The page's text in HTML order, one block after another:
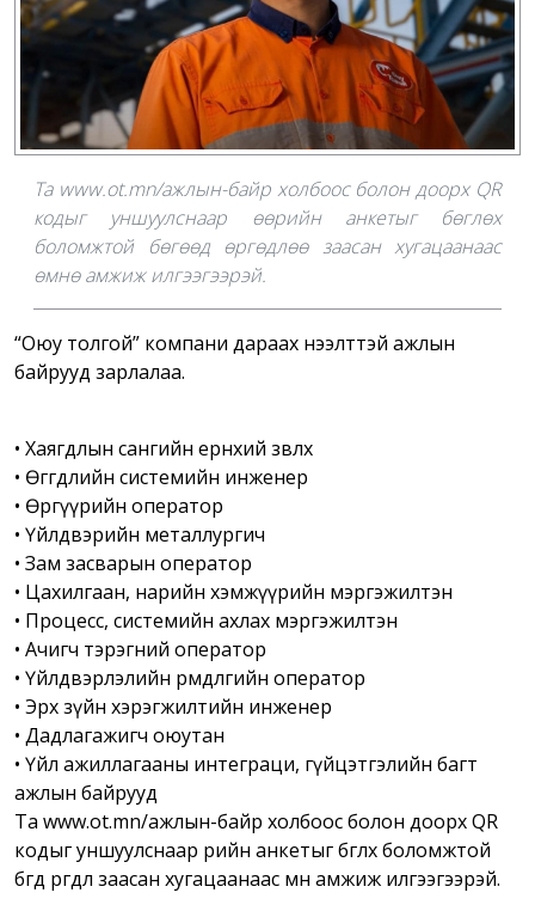
Та www.ot.mn/ажлын-байр холбоос болон доорх QR
кодыг уншуулснаар өөрийн анкетыг бөглөх
боломжтой бөгөөд өргөдлөө заасан хугацаанаас
өмнө амжиж илгээгээрэй.
“Оюу толгой” компани дараах нээлттэй ажлын
байрууд зарлалаа.
• Хаягдлын сангийн ерөнхий зөвлөх
• Өгөгдлийн системийн инженер
• Өргүүрийн оператор
• Үйлдвэрийн металлургич
• Зам засварын оператор
• Цахилгаан, нарийн хэмжүүрийн мэргэжилтэн
• Процесс, системийн ахлах мэргэжилтэн
• Ачигч тэрэгний оператор
• Үйлдвэрлэлийн өрөмдлөгийн оператор
• Эрх зүйн хэрэгжилтийн инженер
• Дадлагажигч оюутан
• Үйл ажиллагааны интеграци, гүйцэтгэлийн багт
ажлын байрууд
Та www.ot.mn/ажлын-байр холбоос болон доорх QR
кодыг уншуулснаар өөрийн анкетыг бөглөх боломжтой
бөгөөд өргөдлөө заасан хугацаанаас өмнө амжиж илгээгээрэй.